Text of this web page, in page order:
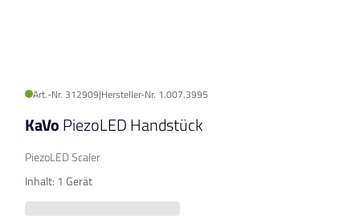
Art.-Nr. 312909|Hersteller-Nr. 1.007.3995
KaVoPiezoLED Handstück
PiezoLED Scaler
Inhalt: 1 Gerät